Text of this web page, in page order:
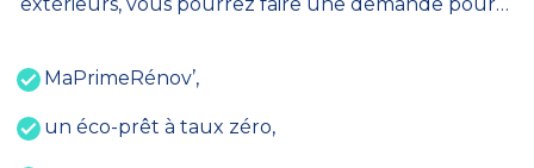
MaPrimeRénov’,
un éco-prêt à taux zéro,